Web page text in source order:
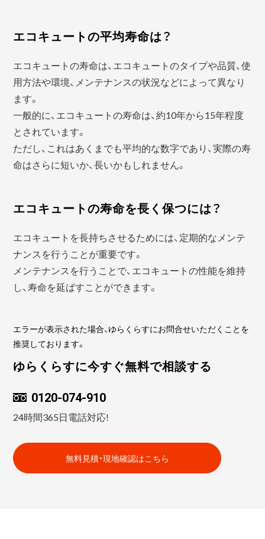
エコキュートの平均寿命は？
エコキュートの寿命は、エコキュートのタイプや品質、使
用方法や環境、メンテナンスの状況などによって異なり
ます。
一般的に、エコキュートの寿命は、約10年から15年程度
とされています。
ただし、これはあくまでも平均的な数字であり、実際の寿
命はさらに短いか、長いかもしれません。
エコキュートの寿命を長く保つには？
エコキュートを長持ちさせるためには、定期的なメンテ
ナンスを行うことが重要です。
メンテナンスを行うことで、エコキュートの性能を維持
し、寿命を延ばすことができます。
エラーが表示された場合、ゆらくらすにお問合せいただくことを
推奨しております。
ゆらくらすに今すぐ無料で相談する
0120-074-910
24時間365日電話対応!
無料見積・現地確認はこちら